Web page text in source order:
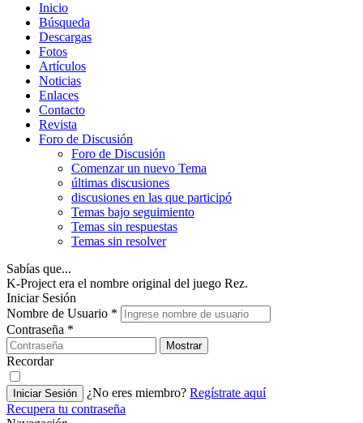
Inicio
Búsqueda
Descargas
Fotos
Artículos
Noticias
Enlaces
Contacto
Revista
Foro de Discusión
Foro de Discusión
Comenzar un nuevo Tema
últimas discusiones
discusiones en las que participó
Temas bajo seguimiento
Temas sin respuestas
Temas sin resolver
Sabías que...
K-Project era el nombre original del juego Rez.
Iniciar Sesión
Nombre de Usuario *
Contraseña *
Mostrar
Recordar
Iniciar Sesión ¿No eres miembro? Regístrate aquí
Recupera tu contraseña